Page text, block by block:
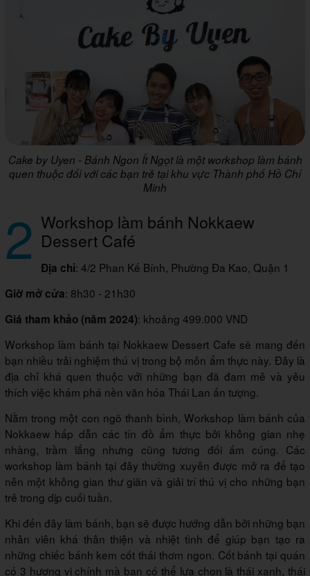
Cake by Uyen - Bánh Ngon Ít Ngọt là một workshop làm bánh
quen thuộc đối với các bạn trẻ tại khu vực Thành phố Hồ Chí
Minh
2 Workshop làm bánh Nokkaew
Dessert Café
Địa chỉ: 4/2 Phan Kế Bính, Phường Đa Kao, Quận 1
Giờ mở cửa: 8h30 - 21h30
Giá tham khảo (năm 2024): khoảng 499.000 VND
Workshop làm bánh tại Nokkaew Dessert Cafe sẽ mang đến
bạn nhiều trải nghiệm thú vị trong bộ môn ẩm thực này. Đây là
địa chỉ khá quen thuộc với những bạn đã đam mê và yêu
thích việc khám phá nền văn hóa Thái Lan ấn tượng.
Nằm trong một con ngõ thanh bình, Workshop làm bánh của
Nokkaew hấp dẫn các tín đồ ẩm thực bởi không gian nhẹ
nhàng, trầm lắng nhưng cũng tương đối ấm cúng. Các
workshop làm bánh tại đây thường xuyên được mở ra để tạo
nên một không gian thư giãn và giải trí thú vị cho những bạn
trẻ trong dịp cuối tuần.
Khi đến đây làm bánh, bạn sẽ được hướng dẫn bởi những bạn
nhân viên khá thân thiện và nhiệt tình để giúp bạn tạo ra
những chiếc bánh kem cốt thái thơm ngon. Cốt bánh tại quán
có 3 hương vị chính mà bạn có thể lựa chọn là thái xanh, thái